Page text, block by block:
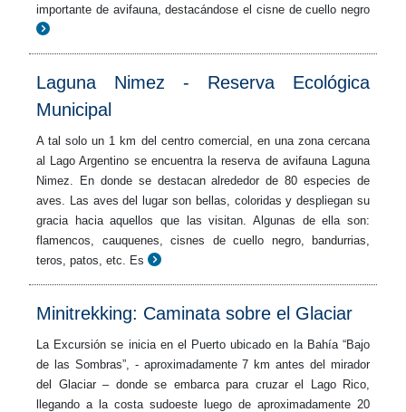
importante de avifauna, destacándose el cisne de cuello negro
Laguna Nimez - Reserva Ecológica
Municipal
A tal solo un 1 km del centro comercial, en una zona cercana
al Lago Argentino se encuentra la reserva de avifauna Laguna
Nimez. En donde se destacan alrededor de 80 especies de
aves. Las aves del lugar son bellas, coloridas y despliegan su
gracia hacia aquellos que las visitan. Algunas de ella son:
flamencos, cauquenes, cisnes de cuello negro, bandurrias,
teros, patos, etc. Es
Minitrekking: Caminata sobre el Glaciar
La Excursión se inicia en el Puerto ubicado en la Bahía “Bajo
de las Sombras”, - aproximadamente 7 km antes del mirador
del Glaciar – donde se embarca para cruzar el Lago Rico,
llegando a la costa sudoeste luego de aproximadamente 20